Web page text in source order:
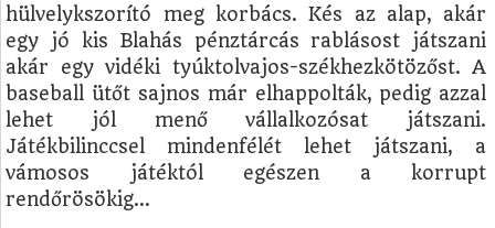
hülvelykszorító meg korbács. Kés az alap, akár
egy jó kis Blahás pénztárcás rablásost játszani
akár egy vidéki tyúktolvajos-székhezkötözőst. A
baseball ütőt sajnos már elhappolták, pedig azzal
lehet jól menő vállalkozósat játszani.
Játékbilinccsel mindenfélét lehet játszani, a
vámosos játéktól egészen a korrupt
rendőrösökig…